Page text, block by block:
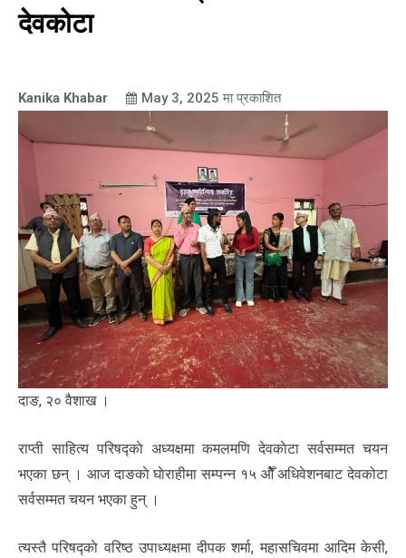
देवकोटा
Kanika Khabar May 3, 2025 मा प्रकाशित
दाङ, २० वैशाख ।
राप्ती साहित्य परिषद्काे अध्यक्षमा कमलमणि देवकाेटा सर्वसम्मत चयन
भएका छन् । आज दाङकाे घाेराहीमा सम्पन्न १५ ओैँ अधिवेशनबाट देवकोटा
सर्वसम्मत चयन भएका हुन् ।
त्यस्तै परिषद्काे वरिष्ठ उपाध्यक्षमा दीपक शर्मा, महासचिवमा आदिम केसी,